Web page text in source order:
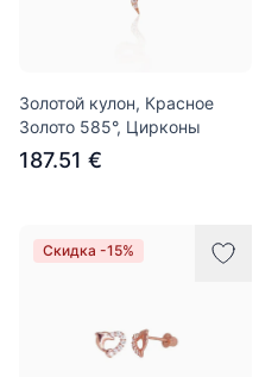
Золотой кулон, Красное
Золото 585°, Цирконы
187.51 €
Скидка -15%